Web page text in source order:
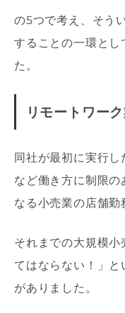
の5つで考え、そう
することの一環とし
た。
リモートワー
同社が最初に実行
など働き方に制限の
なる小売業の店舗勤
それまでの大規模小
てはならない！」
がありました。